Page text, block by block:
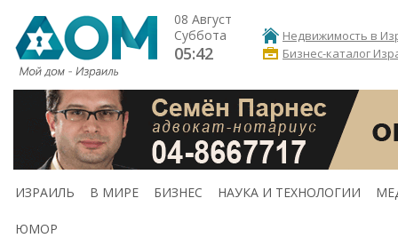
08 Август
Суббота
05:42
Недвижимость в
Бизнес-каталог
ИЗРАИЛЬ В МИРЕ БИЗНЕС НАУКА И ТЕХНОЛОГИИ
ЮМОР